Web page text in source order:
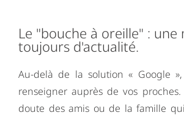
Le "bouche à oreille" : une
toujours d'actualité.
Au-delà de la solution « Google
renseigner auprès de vos proches.
doute des amis ou de la famille